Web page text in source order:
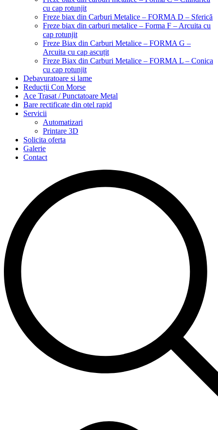
cu cap rotunjit
Freze biax din Carburi Metalice – FORMA D – Sferică
Freze biax din carburi metalice – Forma F – Arcuita cu
cap rotunjit
Freze Biax din Carburi Metalice – FORMA G –
Arcuita cu cap ascuțit
Freze Biax din Carburi Metalice – FORMA L – Conica
cu cap rotunjit
Debavuratoare si lame
Reducții Con Morse
Ace Trasat / Punctatoare Metal
Bare rectificate din otel rapid
Servicii
Automatizari
Printare 3D
Solicita oferta
Galerie
Contact